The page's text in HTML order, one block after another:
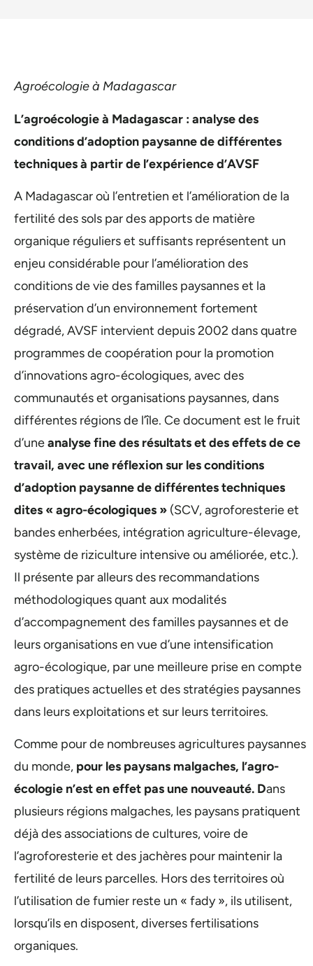
Agroécologie à Madagascar
L’agroécologie à Madagascar : analyse des
conditions d’adoption paysanne de différentes
techniques à partir de l’expérience d’AVSF
A Madagascar où l’entretien et l’amélioration de la
fertilité des sols par des apports de matière
organique réguliers et suffisants représentent un
enjeu considérable pour l’amélioration des
conditions de vie des familles paysannes et la
préservation d’un environnement fortement
dégradé, AVSF intervient depuis 2002 dans quatre
programmes de coopération pour la promotion
d’innovations agro-écologiques, avec des
communautés et organisations paysannes, dans
différentes régions de l’île. Ce document est le fruit
d’uneanalyse fine des résultats et des effets de ce
travail, avec une réflexion sur les conditions
d’adoption paysanne de différentes techniques
dites « agro-écologiques » (SCV, agroforesterie et
bandes enherbées, intégration agriculture-élevage,
système de riziculture intensive ou améliorée, etc.).
Il présente par alleurs des recommandations
méthodologiques quant aux modalités
d’accompagnement des familles paysannes et de
leurs organisations en vue d’une intensification
agro-écologique, par une meilleure prise en compte
des pratiques actuelles et des stratégies paysannes
dans leurs exploitations et sur leurs territoires.
Comme pour de nombreuses agricultures paysannes
du monde, pour les paysans malgaches, l’agro-
écologie n’est en effet pas une nouveauté. Dans
plusieurs régions malgaches, les paysans pratiquent
déjà des associations de cultures, voire de
l’agroforesterie et des jachères pour maintenir la
fertilité de leurs parcelles. Hors des territoires où
l’utilisation de fumier reste un « fady », ils utilisent,
lorsqu’ils en disposent, diverses fertilisations
organiques.